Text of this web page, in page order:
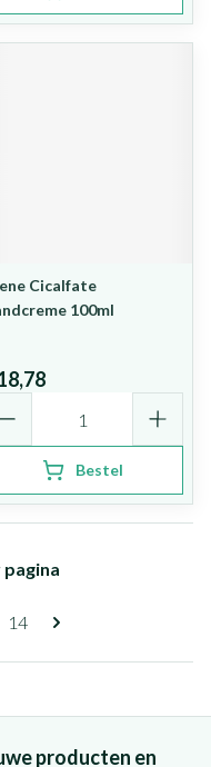
Cicalfate
100ml
Bestel
pagina
Pagina
14
pagina
producten en